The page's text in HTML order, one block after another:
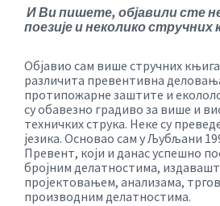
И Ви пишете, објавили сте
поезије и неколико
Објавио сам више стручних књига
различита превентивна
протипожарне заштите и
су обавезно градиво за више и
техничких струка. Неке су
језика. Основао сам у Љубљани
Превент, који и данас успешно
бројним делатностима,
пројектовањем, анализама,
производним делатностима.